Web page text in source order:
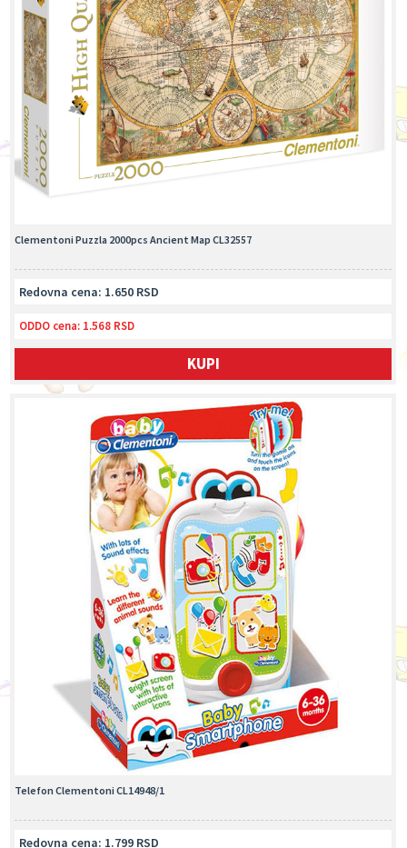
Clementoni Puzzla 2000pcs Ancient Map CL32557
Redovna cena: 1.650 RSD
ODDO cena: 1.568 RSD
KUPI
Telefon Clementoni CL14948/1
Redovna cena: 1.799 RSD